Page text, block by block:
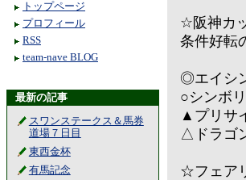
トップページ
プロフィール
RSS
team-nave BLOG
最新の記事
スワンステークス＆馬券
道場７日目
東西金杯
有馬記念
☆阪神カ
条件好転
◎エイシ
○シンボ
▲プリサ
△ドラゴ
☆フェア